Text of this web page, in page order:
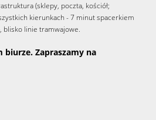
(sklepy, poczta, kościół;
kierunkach - 7 minut spacerkiem
blisko linie tramwajowe.
Zapraszamy na